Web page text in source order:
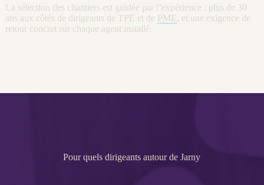
La sélection des chantiers est guidée par l’expérience : plus de 30
ans aux côtés de dirigeants de TPE et de PME, et une exigence de
retour concret sur chaque agent installé.
Pour quels dirigeants autour de Jarny